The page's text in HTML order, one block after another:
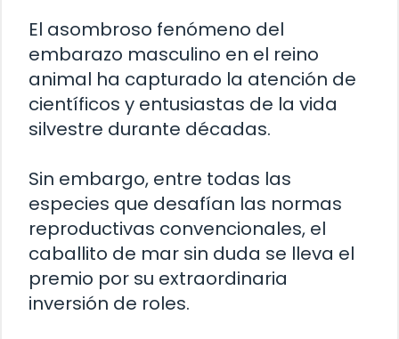
El asombroso fenómeno del
embarazo masculino en el reino
animal ha capturado la atención de
científicos y entusiastas de la vida
silvestre durante décadas.
Sin embargo, entre todas las
especies que desafían las normas
reproductivas convencionales, el
caballito de mar sin duda se lleva el
premio por su extraordinaria
inversión de roles.